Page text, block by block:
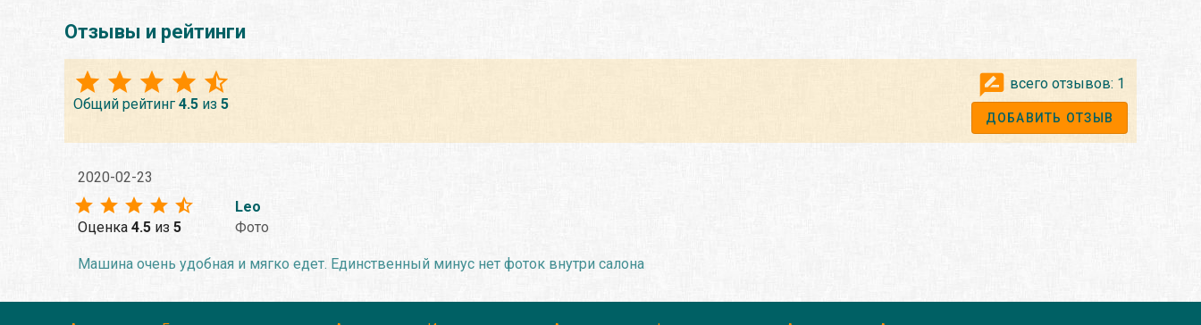
Отзывы и рейтинги
Общий рейтинг 4.5 из 5
всего отзывов: 1
ДОБАВИТЬ ОТЗЫВ
2020-02-23
Оценка 4.5 из 5
Leo
Фото
Машина очень удобная и мягко едет. Единственный минус нет фоток внутри салона